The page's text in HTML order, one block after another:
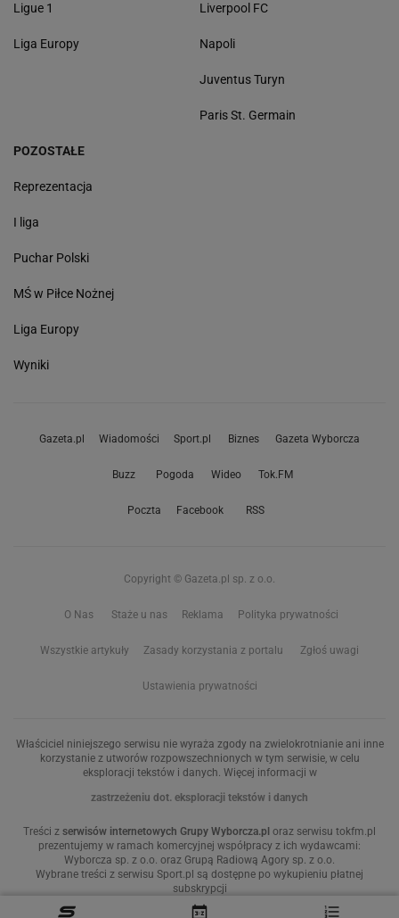
Ligue 1
Liga Europy
Liverpool FC
Napoli
Juventus Turyn
Paris St. Germain
POZOSTAŁE
Reprezentacja
I liga
Puchar Polski
MŚ w Piłce Nożnej
Liga Europy
Wyniki
Gazeta.pl Wiadomości Sport.pl Biznes Gazeta Wyborcza
Buzz Pogoda Wideo Tok.FM
Poczta Facebook RSS
Copyright © Gazeta.pl sp. z o.o.
O Nas Staże u nas Reklama Polityka prywatności
Wszystkie artykuły Zasady korzystania z portalu Zgłoś uwagi
Ustawienia prywatności
Właściciel niniejszego serwisu nie wyraża zgody na zwielokrotnianie ani inne
korzystanie z utworów rozpowszechnionych w tym serwisie, w celu
eksploracji tekstów i danych. Więcej informacji w
zastrzeżeniu dot. eksploracji tekstów i danych
Treści z serwisów internetowych Grupy Wyborcza.pl oraz serwisu tokfm.pl
prezentujemy w ramach komercyjnej współpracy z ich wydawcami:
Wyborcza sp. z o.o. oraz Grupą Radiową Agory sp. z o.o.
Wybrane treści z serwisu Sport.pl są dostępne po wykupieniu płatnej
subskrypcji